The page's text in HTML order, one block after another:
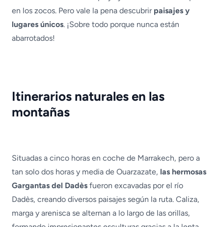
en los zocos. Pero vale la pena descubrirpaisajes y
lugares únicos. ¡Sobre todo porque nunca están
abarrotados!
Itinerarios naturales en las
montañas
Situadas a cinco horas en coche de Marrakech, pero a
tan solo dos horas y media de Ouarzazate, las hermosas
Gargantas del Dadès fueron excavadas por el río
Dadès, creando diversos paisajes según la ruta. Caliza,
marga y arenisca se alternan a lo largo de las orillas,